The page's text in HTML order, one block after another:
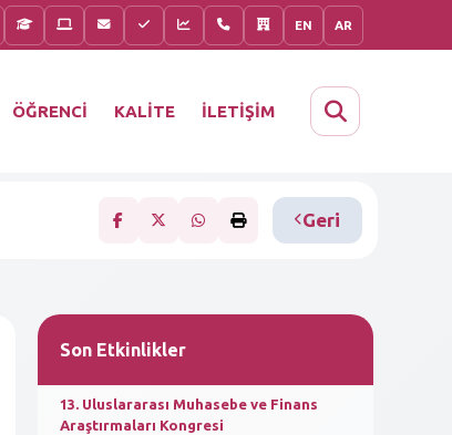
EN AR
ÖĞRENCİ KALİTE İLETİŞİM
Geri
Son Etkinlikler
13. Uluslararası Muhasebe ve Finans
Araştırmaları Kongresi